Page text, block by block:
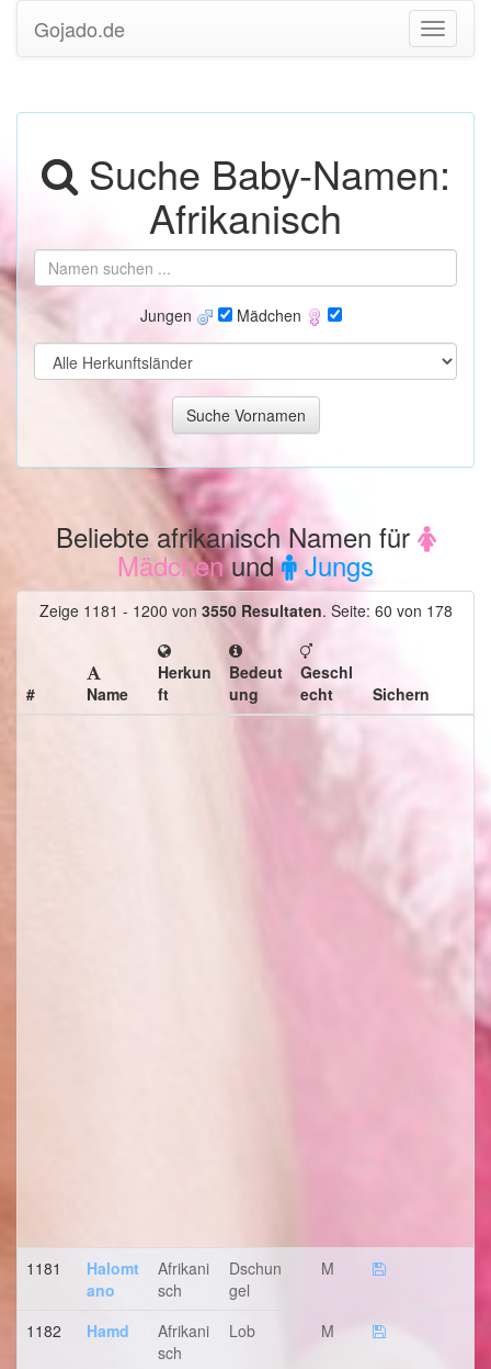
Gojado.de
Suche Baby-Namen:
Afrikanisch
Jungen Mädchen
Beliebte afrikanisch Namen für
Mädchenund Jungs
Zeige 1181 - 1200 von 3550 Resultaten. Seite: 60 von 178
# Name
Herkun
ft
Bedeut
ung
Geschl
echt
Sichern
1181
Halomt
Ano
Afrikani
Sch
Dschun
Gel
M
1182 Hamd
Afrikani
Sch
Lob M